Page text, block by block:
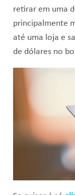
retirar em uma
principalmente
até uma loja e
de dólares no